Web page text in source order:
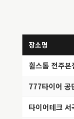
장소명
휠스톰 전주본
777타이어 공
타이어테크 서